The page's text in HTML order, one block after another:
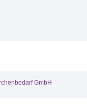
GmbH